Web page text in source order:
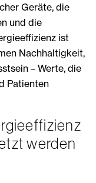
Geräte, die
und die
ist
Nachhaltigkeit,
– Werte, die
Patienten
werden